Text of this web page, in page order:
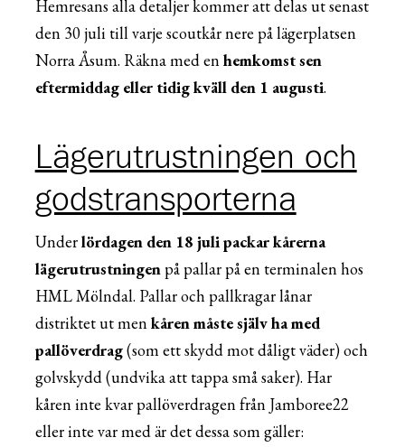
Hemresans alla detaljer kommer att delas ut senast
den 30 juli till varje scoutkår nere på lägerplatsen
Norra Åsum. Räkna med enhemkomst sen
eftermiddag eller tidig kväll den 1 augusti.
Lägerutrustningen och
godstransporterna
Underlördagen den 18 juli packar kårerna
lägerutrustningenpå pallar på en terminalen hos
HML Mölndal. Pallar och pallkragar lånar
distriktet ut menkåren måste själv ha med
pallöverdrag(som ett skydd mot dåligt väder) och
golvskydd (undvika att tappa små saker). Har
kåren inte kvar pallöverdragen från Jamboree22
eller inte var med är det dessa som gäller: